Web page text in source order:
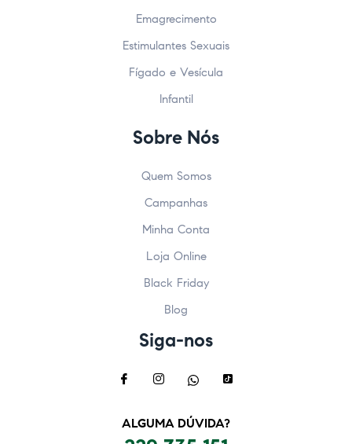
Emagrecimento
Estimulantes Sexuais
Fígado e Vesícula
Infantil
Sobre Nós
Quem Somos
Campanhas
Minha Conta
Loja Online
Black Friday
Blog
Siga-nos
ALGUMA DÚVIDA?